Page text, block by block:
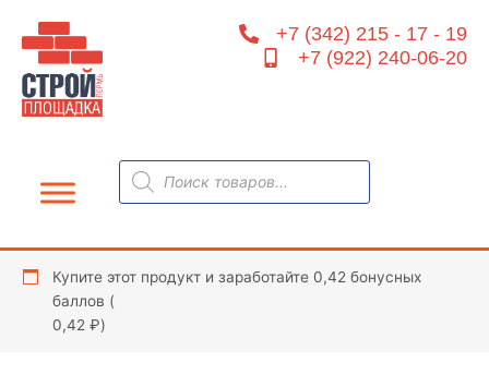
содержимому
+7 (342) 215 - 17 - 19
+7 (922) 240-06-20
Поиск
товаров
Купите этот продукт и заработайте 0,42 бонусных
баллов (
0,42 ₽)